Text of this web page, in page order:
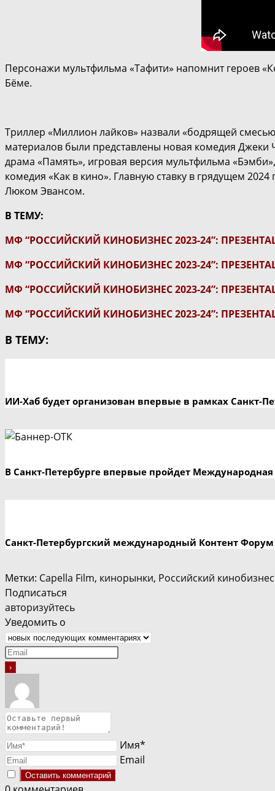
Персонажи мультфильма «Тафити» напомнит героев
Бёме.
Триллер «Миллион лайков» назвали «бодрящей
материалов были представлены новая комедия Джеки
драма «Память», игровая версия мультфильма
комедия «Как в кино». Главную ставку в грядущем
Люком Эвансом.
В ТЕМУ:
МФ “РОССИЙСКИЙ КИНОБИЗНЕС 2023-24”:
МФ “РОССИЙСКИЙ КИНОБИЗНЕС 2023-24”:
МФ “РОССИЙСКИЙ КИНОБИЗНЕС 2023-24”:
МФ “РОССИЙСКИЙ КИНОБИЗНЕС 2023-24”:
В ТЕМУ:
ИИ-Хаб будет организован впервые в рамках Санкт-
В Санкт-Петербурге впервые пройдет
Санкт-Петербургский международный Контент
Метки: Capella Film, кинорынки, Российский кинобизнес
Подписаться
авторизуйтесь
Уведомить о
Имя*
Email